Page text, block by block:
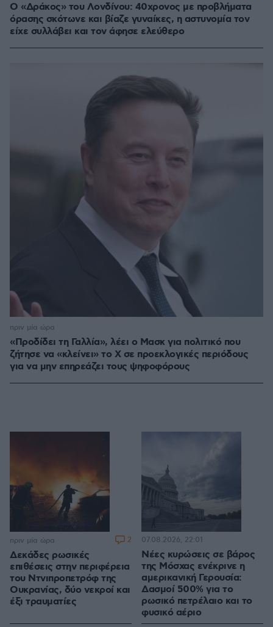
Ο «Δράκος» του Λονδίνου: 40χρονος με προβλήματα
όρασης σκότωνε και βίαζε γυναίκες, η αστυνομία τον
είχε συλλάβει και τον άφησε ελεύθερο
«Προδίδει τη Γαλλία», λέει ο Μασκ για πολιτικό που
ζήτησε να «κλείνει» το X σε προεκλογικές περιόδους
για να μην επηρεάζει τους ψηφοφόρους
πριν μία ώρα
Δεκάδες ρωσικές
επιθέσεις στην περιφέρεια
του Ντνιπροπετρόφ της
Ουκρανίας, δύο νεκροί και
έξι τραυματίες
πριν μία ώρα 2
Νέες κυρώσεις σε βάρος
της Μόσχας ενέκρινε η
αμερικανική Γερουσία:
Δασμοί 500% για το
ρωσικό πετρέλαιο και το
φυσικό αέριο
07.08.2026, 22:01